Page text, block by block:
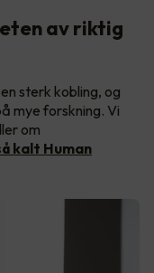
av riktig
sterk kobling, og
mye forskning. Vi
om
kalt Human